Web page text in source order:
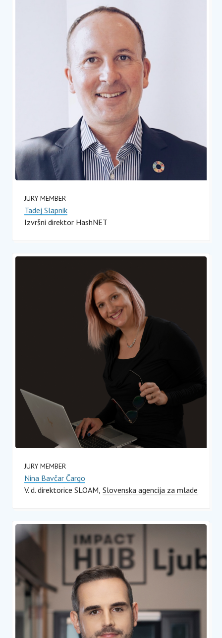
JURY MEMBER
Tadej Slapnik
Izvršni direktor HashNET
JURY MEMBER
Nina Bavčar Čargo
V. d. direktorice SLOAM Slovenska agencija za mlade